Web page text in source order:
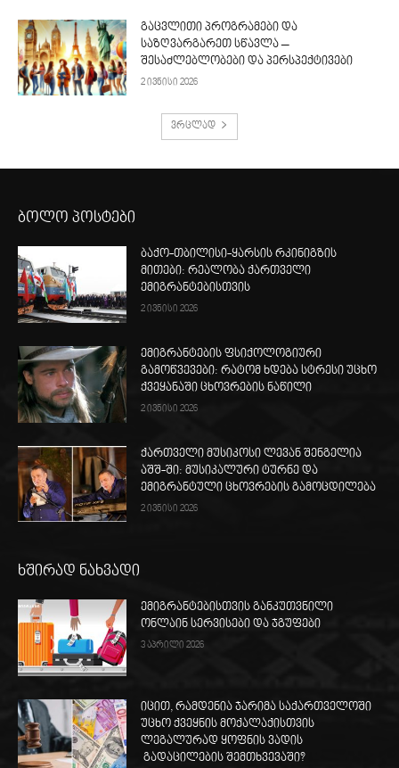
გაცვლითი პროგრამები და
საზღვარგარეთ სწავლა –
შესაძლებლობები და პერსპექტივები
2 ივნისი 2026
ვრცლად
ბოლო პოსტები
ბაქო-თბილისი-ყარსის რკინიგზის
მითები: რეალობა ქართველი
ემიგრანტებისთვის
2 ივნისი 2026
ემიგრანტების ფსიქოლოგიური
გამოწვევები: რატომ ხდება სტრესი უცხო
ქვეყანაში ცხოვრების ნაწილი
2 ივნისი 2026
ქართველი მუსიკოსი ლევან შენგელია
აშშ-ში: მუსიკალური ტურნე და
ემიგრანტული ცხოვრების გამოცდილება
2 ივნისი 2026
ხშირად ნახვადი
ემიგრანტებისთვის განკუთვნილი
ონლაინ სერვისები და ჯგუფები
3 აპრილი 2026
იცით, რამდენია ჯარიმა საქართველოში
უცხო ქვეყნის მოქალაქისთვის
ლეგალურად ყოფნის ვადის
გადაცილების შემთხვევაში?